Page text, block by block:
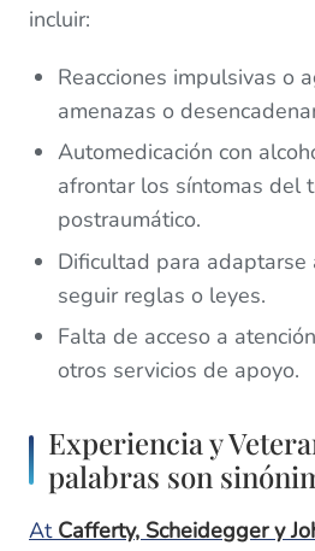
incluir:
Reacciones impulsivas o
amenazas o
Automedicación con
afrontar los síntomas del
postraumático.
Dificultad para adaptarse
seguir reglas o leyes.
Falta de acceso a
otros servicios de apoyo.
Experiencia y
palabras son
At Cafferty, Scheidegger y